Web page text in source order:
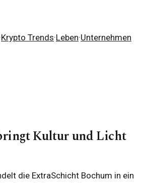
·Krypto Trends·Leben·Unternehmen
Kultur und Licht
die ExtraSchicht Bochum in ein